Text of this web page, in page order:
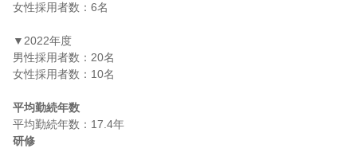
女性採用者数：6名
▼2022年度
男性採用者数：20名
女性採用者数：10名
平均勤続年数
研修